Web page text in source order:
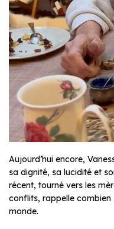
Aujourd’hui encore,
sa dignité, sa lucidité et
récent, tourné vers les
conflits, rappelle
monde.